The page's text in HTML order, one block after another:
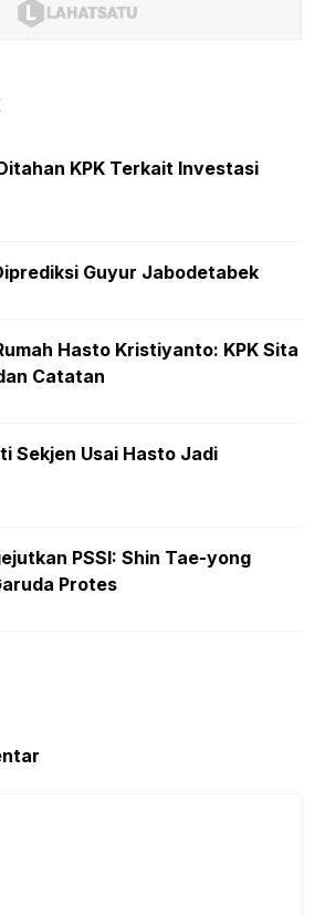
KPK Terkait Investasi
Guyur Jabodetabek
Hasto Kristiyanto: KPK Sita
Catatan
Sekjen Usai Hasto Jadi
PSSI: Shin Tae-yong
Protes